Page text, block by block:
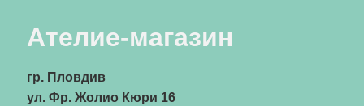
Ателие-магазин
гр. Пловдив
ул. Фр. Жолио Кюри 16